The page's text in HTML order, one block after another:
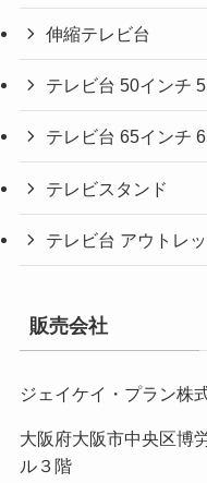
伸縮テレビ台
テレビ台 50インチ
テレビ台 65インチ
テレビスタンド
テレビ台 アウトレッ
販売会社
ジェイケイ・プラン株
大阪府大阪市中央区博
ル３階